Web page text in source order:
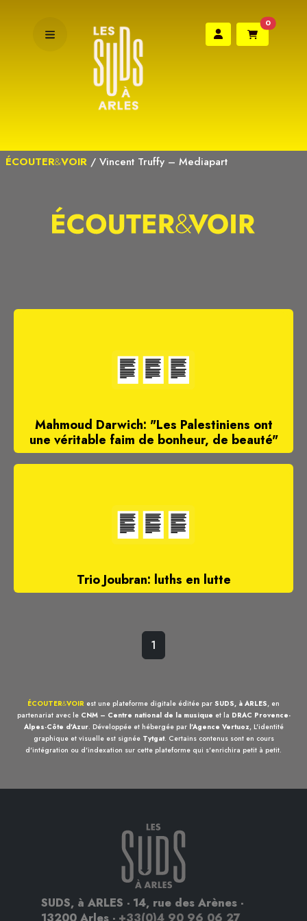
0
ÉCOUTER&VOIR / Vincent Truffy – Mediapart
Mahmoud Darwich: "Les Palestiniens ont
une véritable faim de bonheur, de beauté"
Trio Joubran: luths en lutte
1
ÉCOUTER&VOIR est une plateforme digitale éditée par SUDS, à ARLES, en
partenariat avec le CNM – Centre national de la musique et la DRAC Provence-
Alpes-Côte d'Azur. Développée et hébergée par l'Agence Vertuoz, L'identité
graphique et visuelle est signée Tytgat. Certains contenus sont en cours
d'intégration ou d'indexation sur cette plateforme qui s'enrichira petit à petit.
SUDS, à ARLES - 14, rue des Arènes -